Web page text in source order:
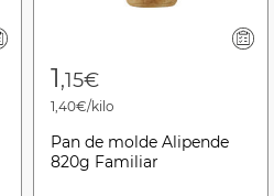
1,15€
1,40€/kilo
Pan de molde Alipende
820g Familiar